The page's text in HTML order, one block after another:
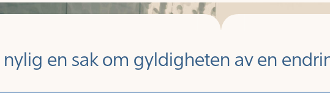
en sak om gyldigheten av en